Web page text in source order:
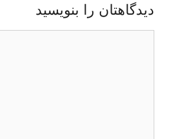
دیدگاهتان را بنویسید